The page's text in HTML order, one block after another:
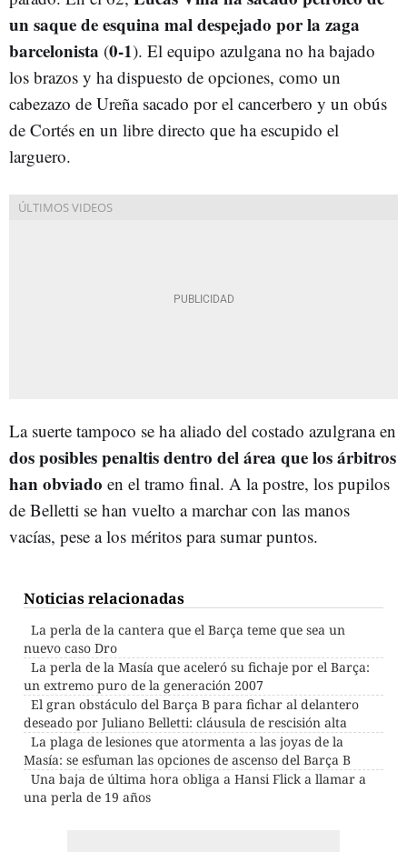
un saque de esquina mal despejado por la zaga
barcelonista (0-1). El equipo azulgana no ha bajado
los brazos y ha dispuesto de opciones, como un
cabezazo de Ureña sacado por el cancerbero y un obús
de Cortés en un libre directo que ha escupido el
larguero.
La suerte tampoco se ha aliado del costado azulgrana en
dos posibles penaltis dentro del área que los árbitros
han obviado en el tramo final. A la postre, los pupilos
de Belletti se han vuelto a marchar con las manos
vacías, pese a los méritos para sumar puntos.
Noticias relacionadas
La perla de la cantera que el Barça teme que sea un
nuevo caso Dro
La perla de la Masía que aceleró su fichaje por el Barça:
un extremo puro de la generación 2007
El gran obstáculo del Barça B para fichar al delantero
deseado por Juliano Belletti: cláusula de rescisión alta
La plaga de lesiones que atormenta a las joyas de la
Masía: se esfuman las opciones de ascenso del Barça B
Una baja de última hora obliga a Hansi Flick a llamar a
una perla de 19 años